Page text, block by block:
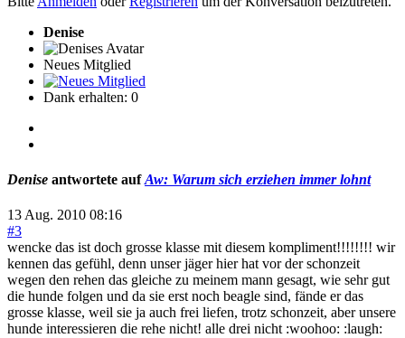
Denise
Neues Mitglied
Dank erhalten: 0
Denise antwortete aufAw: Warum sich erziehen immer lohnt
13 Aug. 2010 08:16
#3
wencke das ist doch grosse klasse mit diesem kompliment!!!!!!!! wir
kennen das gefühl, denn unser jäger hier hat vor der schonzeit
wegen den rehen das gleiche zu meinem mann gesagt, wie sehr gut
die hunde folgen und da sie erst noch beagle sind, fände er das
grosse klasse, weil sie ja auch frei liefen, trotz schonzeit, aber unsere
hunde interessieren die rehe nicht! alle drei nicht :woohoo: :laugh: